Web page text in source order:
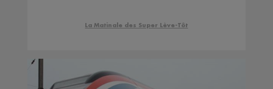
La Matinale des Super Lève-Tôt